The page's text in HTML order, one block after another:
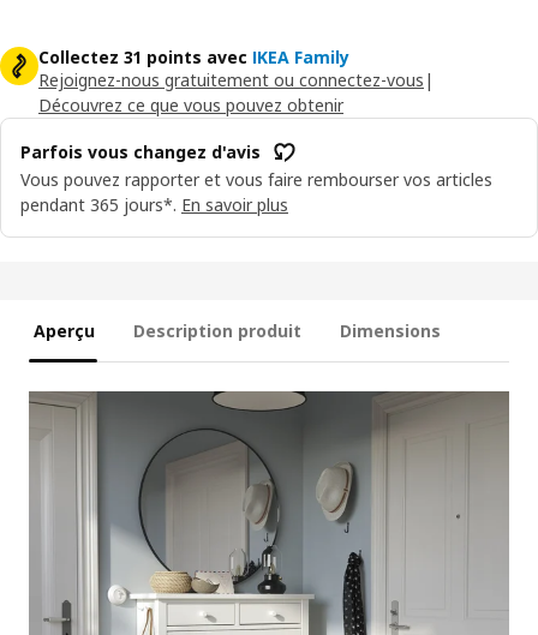
Collectez 31 points avec IKEA Family
Rejoignez-nous gratuitement ou connectez-vous |
Découvrez ce que vous pouvez obtenir
Parfois vous changez d'avis
Vous pouvez rapporter et vous faire rembourser vos articles
pendant 365 jours*. En savoir plus
Aperçu Description produit Dimensions